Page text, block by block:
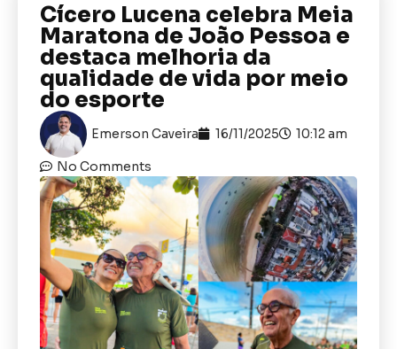
Cícero Lucena celebra Meia
Maratona de João Pessoa e
destaca melhoria da
qualidade de vida por meio
do esporte
Emerson Caveira 16/11/2025 10:12 am
No Comments